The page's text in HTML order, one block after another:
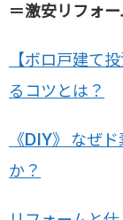
＝激安リフォー
【ボロ戸建て
るコツとは？
《DIY》 なぜ
か？